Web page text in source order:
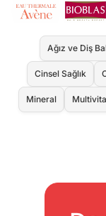
Ağız ve Diş
Cinsel Sağlık
Mineral